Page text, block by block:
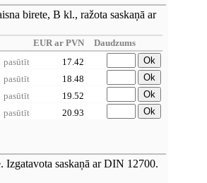
birete, B kl., ražota saskaņā ar
EUR ar PVN
Daudzums
pasūtīt 17.42
Ok
pasūtīt 18.48
Ok
pasūtīt 19.52
Ok
pasūtīt 20.93 Ok
Izgatavota saskaņā ar DIN 12700.